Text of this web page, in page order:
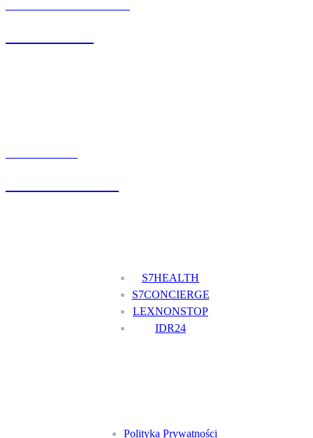
S7HEALTH
S7CONCIERGE
LEXNONSTOP
IDR24
Polityka Prywatności